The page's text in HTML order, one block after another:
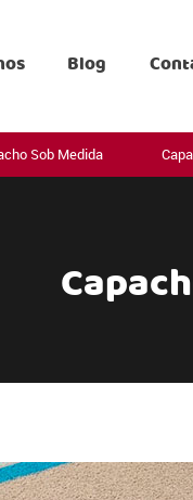
Blog
Sob Medida